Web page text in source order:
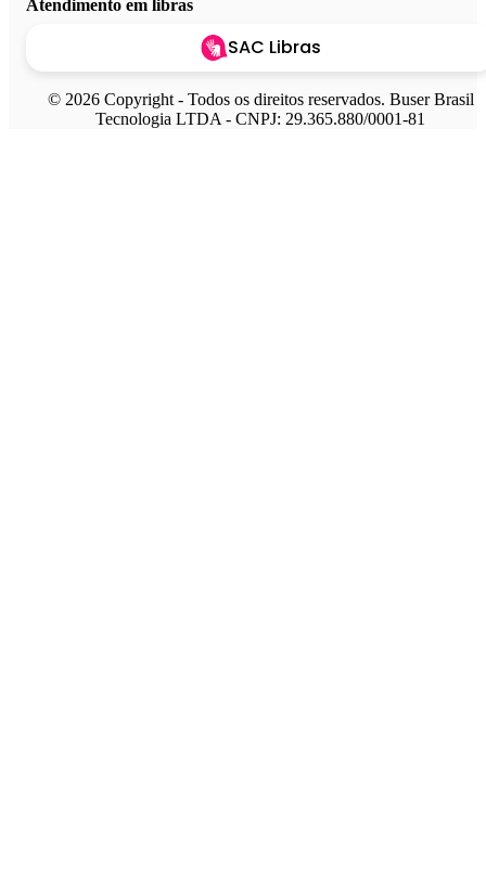
Atendimento em libras
SAC Libras
© 2026 Copyright - Todos os direitos reservados. Buser Brasil
Tecnologia LTDA - CNPJ: 29.365.880/0001-81